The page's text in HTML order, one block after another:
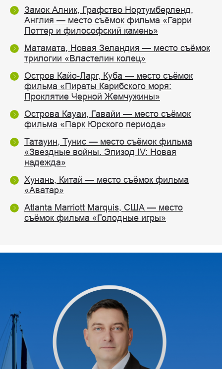
Замок Алник, Графство Нортумберленд,
Англия — место съёмок фильма «Гарри
Поттер и философский камень»
Матамата, Новая Зеландия — место съёмок
трилогии «Властелин колец»
Остров Кайо-Ларг, Куба — место съёмок
фильма «Пираты Карибского моря:
Проклятие Черной Жемчужины»
Острова Кауаи, Гавайи — место съёмок
фильма «Парк Юрского периода»
Татауин, Тунис — место съёмок фильма
«Звездные войны. Эпизод IV: Новая
надежда»
Хунань, Китай — место съёмок фильма
«Аватар»
Atlanta Marriott Marquis, США — место
съёмок фильма «Голодные игры»